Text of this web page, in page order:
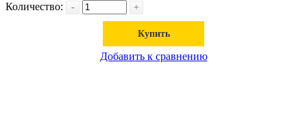
Количество: - +
Купить
Добавить к сравнению